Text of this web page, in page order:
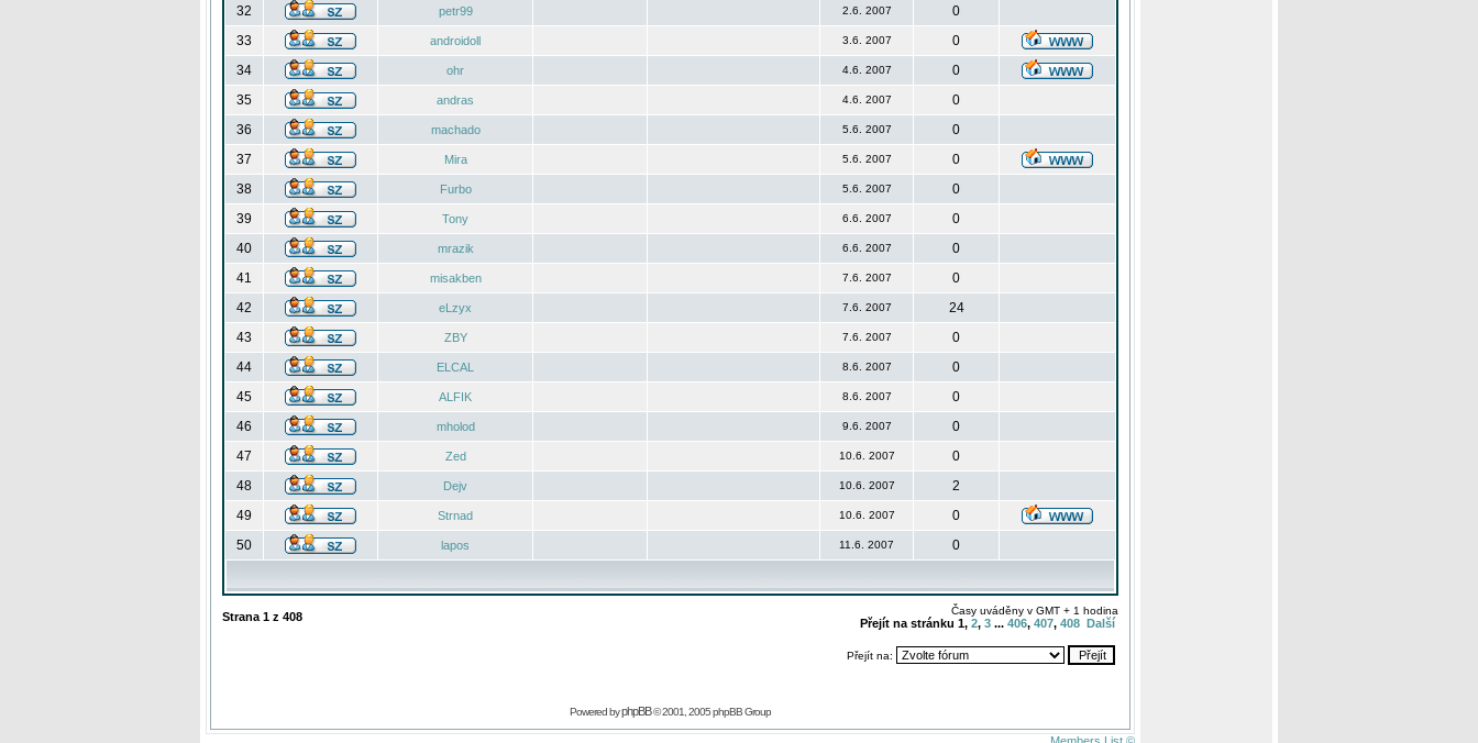
32
petr99 2.6. 2007
0
33
androidoll 3.6. 2007
0
34
ohr 4.6. 2007
0
35
andras 4.6. 2007
0
36
machado 5.6. 2007
0
37
Mira 5.6. 2007
0
38
Furbo 5.6. 2007
0
39
Tony 6.6. 2007
0
40
mrazik 6.6. 2007
0
41
misakben 7.6. 2007
0
42
eLzyx 7.6. 2007
24
43
ZBY 7.6. 2007
0
44
ELCAL 8.6. 2007
0
45
ALFIK 8.6. 2007
0
46
mholod 9.6. 2007
0
47
Zed 10.6. 2007
0
48
Dejv 10.6. 2007
2
49
Strnad 10.6. 2007
0
50
lapos 11.6. 2007 0
Strana 1 z 408 Časy uváděny v GMT + 1 hodina
Přejít na stránku 1, 2, 3 ... 406, 407, 408 Další
Přejít na:
Powered byphpBB© 2001, 2005 phpBB Group